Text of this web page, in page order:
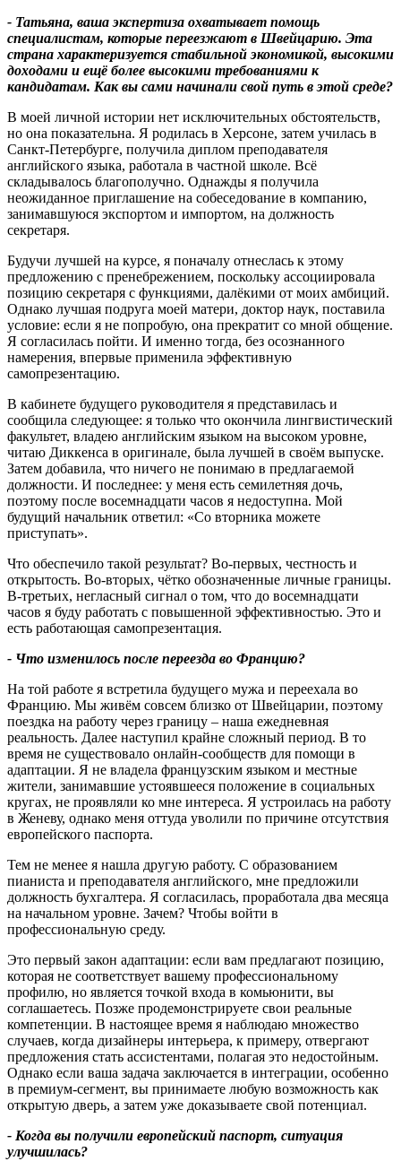
- Татьяна, ваша экспертиза охватывает помощь
специалистам, которые переезжают в Швейцарию. Эта
страна характеризуется стабильной экономикой, высокими
доходами и ещё более высокими требованиями к
кандидатам. Как вы сами начинали свой путь в этой среде?
В моей личной истории нет исключительных обстоятельств,
но она показательна. Я родилась в Херсоне, затем училась в
Санкт-Петербурге, получила диплом преподавателя
английского языка, работала в частной школе. Всё
складывалось благополучно. Однажды я получила
неожиданное приглашение на собеседование в компанию,
занимавшуюся экспортом и импортом, на должность
секретаря.
Будучи лучшей на курсе, я поначалу отнеслась к этому
предложению с пренебрежением, поскольку ассоциировала
позицию секретаря с функциями, далёкими от моих амбиций.
Однако лучшая подруга моей матери, доктор наук, поставила
условие: если я не попробую, она прекратит со мной общение.
Я согласилась пойти. И именно тогда, без осознанного
намерения, впервые применила эффективную
самопрезентацию.
В кабинете будущего руководителя я представилась и
сообщила следующее: я только что окончила лингвистический
факультет, владею английским языком на высоком уровне,
читаю Диккенса в оригинале, была лучшей в своём выпуске.
Затем добавила, что ничего не понимаю в предлагаемой
должности. И последнее: у меня есть семилетняя дочь,
поэтому после восемнадцати часов я недоступна. Мой
будущий начальник ответил: «Со вторника можете
приступать».
Что обеспечило такой результат? Во-первых, честность и
открытость. Во-вторых, чётко обозначенные личные границы.
В-третьих, негласный сигнал о том, что до восемнадцати
часов я буду работать с повышенной эффективностью. Это и
есть работающая самопрезентация.
- Что изменилось после переезда во Францию?
На той работе я встретила будущего мужа и переехала во
Францию. Мы живём совсем близко от Швейцарии, поэтому
поездка на работу через границу – наша ежедневная
реальность. Далее наступил крайне сложный период. В то
время не существовало онлайн-сообществ для помощи в
адаптации. Я не владела французским языком и местные
жители, занимавшие устоявшееся положение в социальных
кругах, не проявляли ко мне интереса. Я устроилась на работу
в Женеву, однако меня оттуда уволили по причине отсутствия
европейского паспорта.
Тем не менее я нашла другую работу. С образованием
пианиста и преподавателя английского, мне предложили
должность бухгалтера. Я согласилась, проработала два месяца
на начальном уровне. Зачем? Чтобы войти в
профессиональную среду.
Это первый закон адаптации: если вам предлагают позицию,
которая не соответствует вашему профессиональному
профилю, но является точкой входа в комьюнити, вы
соглашаетесь. Позже продемонстрируете свои реальные
компетенции. В настоящее время я наблюдаю множество
случаев, когда дизайнеры интерьера, к примеру, отвергают
предложения стать ассистентами, полагая это недостойным.
Однако если ваша задача заключается в интеграции, особенно
в премиум-сегмент, вы принимаете любую возможность как
открытую дверь, а затем уже доказываете свой потенциал.
- Когда вы получили европейский паспорт, ситуация
улучшилась?